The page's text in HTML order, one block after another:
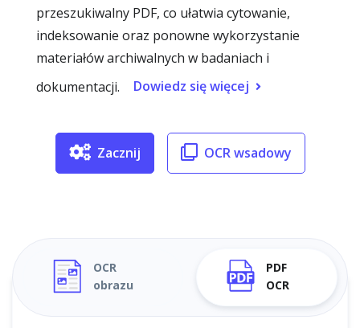
przeszukiwalny PDF, co ułatwia cytowanie,
indeksowanie oraz ponowne wykorzystanie
materiałów archiwalnych w badaniach i
dokumentacji.
Dowiedz się więcej
Zacznij OCR wsadowy
OCR
obrazu
PDF
OCR